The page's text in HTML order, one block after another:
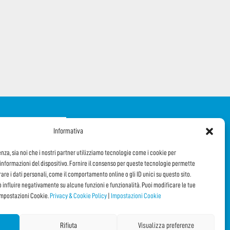
Informativa
sia noi che i nostri partner utilizziamo tecnologie come i cookie per
del dispositivo. Fornire il consenso per queste tecnologie permette
i dati personali, come il comportamento online o gli ID unici su questo sito.
influire negativamente su alcune funzioni e funzionalità. Puoi modificare le tue
Cookie. Privacy & Cookie Policy Impostazioni Cookie
Rifiuta Visualizza preferenze
alla Newsletter
QUESTA PAGINA!
FacebookWhatsAppEmail